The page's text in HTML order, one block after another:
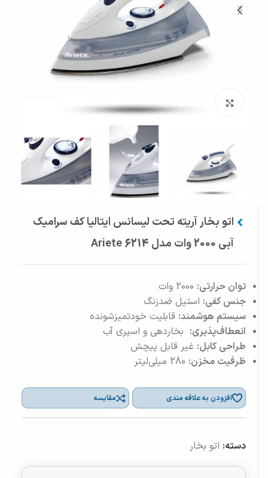
بزرگنمایی تصویر
اتو بخار آریته تحت لیسانس ایتالیا کف سرامیک
آبی 2000 وات مدل 6214 Ariete
توان حرارتی:
جنس کفی: استیل ضدزنگ
سیستم هوشمند: قابلیت خودتمیزشونده
انعطاف‌پذیری: بخاردهی و اسپری آب
طراحی کابل: غیر قابل پیچش
ظرفیت مخزن:
افزودن به علاقه مندی مقایسه
دسته: اتو بخار